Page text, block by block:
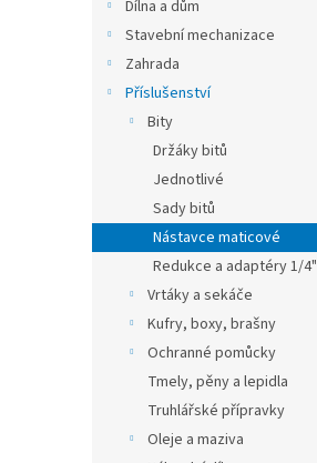
Dílna a dům
Stavební mechanizace
Zahrada
Příslušenství
Bity
Držáky bitů
Jednotlivé
Sady bitů
Nástavce maticové
Redukce a adaptéry 1/4"
Vrtáky a sekáče
Kufry, boxy, brašny
Ochranné pomůcky
Tmely, pěny a lepidla
Truhlářské přípravky
Oleje a maziva